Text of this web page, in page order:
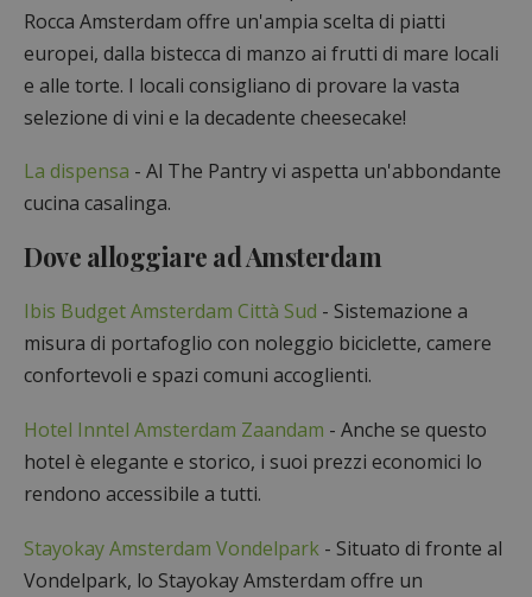
Rocca Amsterdam offre un'ampia scelta di piatti
europei, dalla bistecca di manzo ai frutti di mare locali
e alle torte. I locali consigliano di provare la vasta
selezione di vini e la decadente cheesecake!
La dispensa - Al The Pantry vi aspetta un'abbondante
cucina casalinga.
Dove alloggiare ad Amsterdam
Ibis Budget Amsterdam Città Sud - Sistemazione a
misura di portafoglio con noleggio biciclette, camere
confortevoli e spazi comuni accoglienti.
Hotel Inntel Amsterdam Zaandam - Anche se questo
hotel è elegante e storico, i suoi prezzi economici lo
rendono accessibile a tutti.
Stayokay Amsterdam Vondelpark - Situato di fronte al
Vondelpark, lo Stayokay Amsterdam offre un